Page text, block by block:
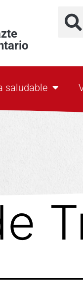
saludable